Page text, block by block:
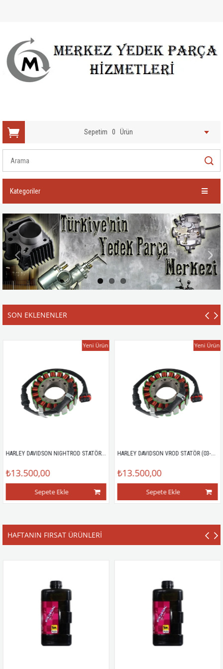
Sepetim 0 Ürün
Kategoriler
SON EKLENENLER
HARLEY DAVIDSON NIGHTROD STATÖR (06-07)
₺13.500,00
Sepete Ekle
Yeni Ürün
HARLEY DAVIDSON VROD STATÖR (03-07)
₺13.500,00
Sepete Ekle
Yeni Ürün
HAFTANIN FIRSAT ÜRÜNLERİ